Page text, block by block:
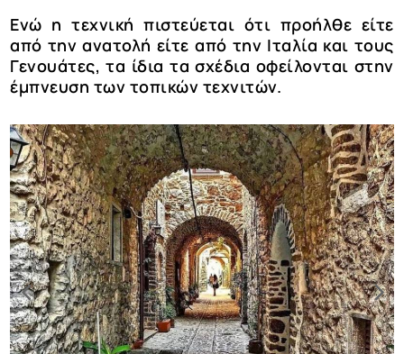
Ενώ η τεχνική πιστεύεται ότι προήλθε είτε
από την ανατολή είτε από την Ιταλία και τους
Γενουάτες, τα ίδια τα σχέδια οφείλονται στην
έμπνευση των τοπικών τεχνιτών.